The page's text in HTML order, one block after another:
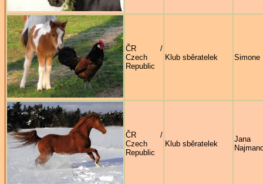
ČR /
Czech
Republic
Klub sběratelek Simone
ČR /
Czech
Republic
Klub sběratelek
Jana